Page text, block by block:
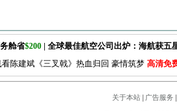
务舱省$200 | 全球最佳航空公司出炉：海航获五
陈建斌《三叉戟》热血归回 豪情筑梦 高清免
关于本站| 广告服务